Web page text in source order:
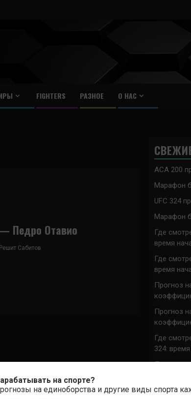
FIGHTERS РАЗНОЕ О НАС
Педро Отавио
Решит Сабитов
ACA 200
Марафон
UFC 324
Марафон
Где
время
Где
время
Прогноз
Прогноз
Где
324:
Прогноз
Наталья
на спорте?
на единоборства и другие виды спорта